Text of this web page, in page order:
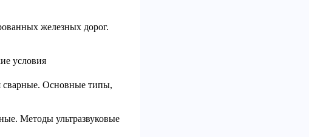
железных дорог.
условия
сварные. Основные типы,
Методы ультразвуковые